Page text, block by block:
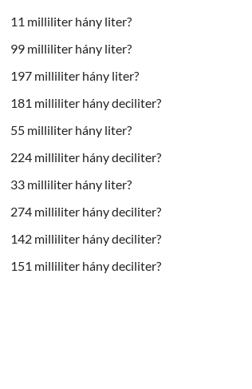
11 milliliter hány liter?
99 milliliter hány liter?
197 milliliter hány liter?
181 milliliter hány deciliter?
55 milliliter hány liter?
224 milliliter hány deciliter?
33 milliliter hány liter?
274 milliliter hány deciliter?
142 milliliter hány deciliter?
151 milliliter hány deciliter?